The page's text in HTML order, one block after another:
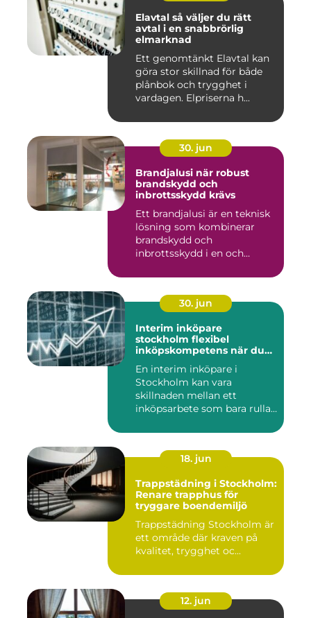
Elavtal så väljer du rätt
avtal i en snabbrörlig
elmarknad
Ett genomtänkt Elavtal kan
göra stor skillnad för både
plånbok och trygghet i
vardagen. Elpriserna h...
30. jun
Brandjalusi när robust
brandskydd och
inbrottsskydd krävs
Ett brandjalusi är en teknisk
lösning som kombinerar
brandskydd och
inbrottsskydd i en och
30. jun
Interim inköpare
stockholm flexibel
inköpskompetens när du
En interim inköpare i
Stockholm kan vara
skillnaden mellan ett
inköpsarbete som bara rullar
18. jun
Trappstädning i Stockholm:
Renare trapphus för
tryggare boendemiljö
Trappstädning Stockholm är
ett område där kraven på
kvalitet, trygghet oc...
12. jun